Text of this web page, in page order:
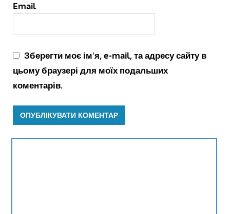
Email
Зберегти моє ім'я, e-mail, та адресу сайту в
цьому браузері для моїх подальших
коментарів.